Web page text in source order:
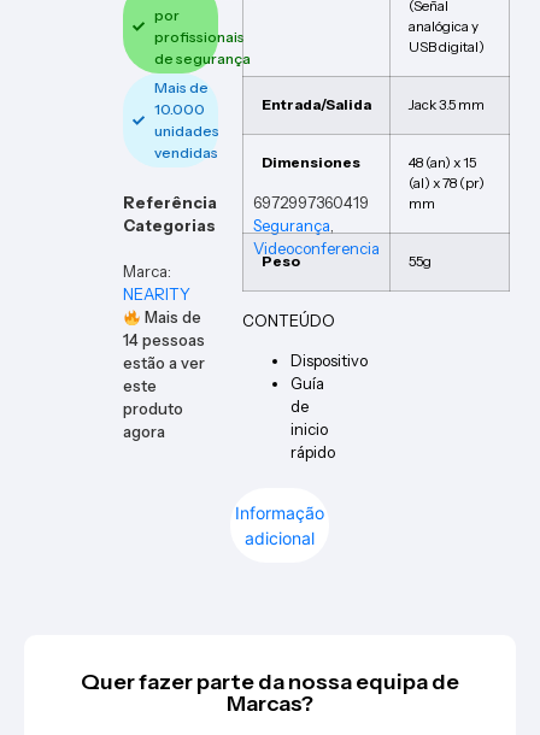
por
profissionais
de segurança
Mais de
10.000
unidades
vendidas
Referência
6972997360419
Categorias
Segurança,
Videoconferencia
Marca:
NEARITY
Mais de
14pessoas
estão a ver
este
produto
agora
Informação
adicional
(Señal
analógica y
USB digital)
Entrada/Salida Jack 3.5 mm
Dimensiones
48 (an) x 15
(al) x 78 (pr)
mm
Peso 55g
CONTEÚDO
Dispositivo
Guía
de
inicio
rápido
Quer fazer parte da nossa equipa de
Marcas?